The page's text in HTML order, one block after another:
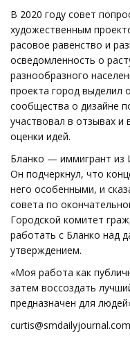
В 2020 году совет
художественным
расовое равенство и
осведомленность о
разнообразного
проекта город выделил
сообщества о дизайне
участвовал в отзывах и
оценки идей.
Бланко — иммигрант из
Он подчеркнул, что
него особенными, и
совета по
Городской комитет
работать с Бланко над
утверждением.
«Моя работа как
затем воссоздать
предназначен для
curtis@smdailyjournal.com